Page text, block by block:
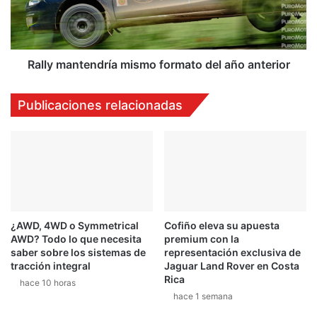
p
o
r
a
M
5
m
a
n
t
d
f
o
r
m
Rally mantendría mismo formato del año anterior
Publicaciones relacionadas
¿AWD, 4WD o Symmetrical
AWD? Todo lo que necesita
saber sobre los sistemas de
tracción integral
hace 10 horas
Cofiño eleva su apuesta
premium con la
representación exclusiva de
Jaguar Land Rover en Costa
Rica
hace 1 semana